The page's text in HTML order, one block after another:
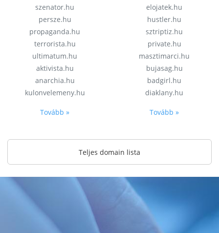
szenator.hu
persze.hu
propaganda.hu
terrorista.hu
ultimatum.hu
aktivista.hu
anarchia.hu
kulonvelemeny.hu
Tovább »
elojatek.hu
hustler.hu
sztriptiz.hu
private.hu
masztimarci.hu
bujasag.hu
badgirl.hu
diaklany.hu
Tovább »
Teljes domain lista